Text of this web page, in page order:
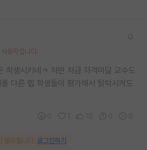
용자입니다.
학생시키네ㅋ 저딴 저급 자격미달 교수도
다른 랩 학생들이 평가해서 탈락시켜도
필요합니다. 로그인하기